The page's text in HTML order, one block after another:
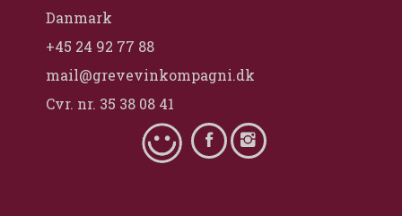
Danmark
+45 24 92 77 88
mail@grevevinkompagni.dk
Cvr. nr. 35 38 08 41